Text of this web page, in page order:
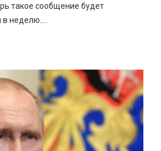
такое сообщение будет
неделю....